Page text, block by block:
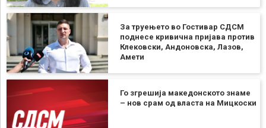
За труењето во Гостивар СДСМ
поднесе кривична пријава против
Клековски, Андоновска, Лазов,
Амети
Го згрешија македонското знаме
– нов срам од власта на Мицкоски